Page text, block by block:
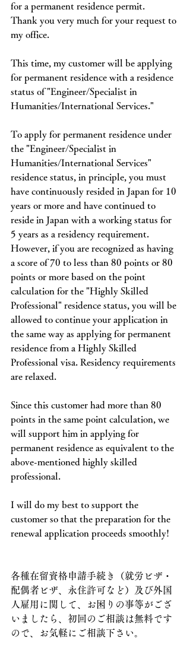
for a permanent residence permit.
Thank you very much for your request to
my office.
This time, my customer will be applying
for permanent residence with a residence
status of "Engineer/Specialist in
Humanities/International Services."
To apply for permanent residence under
the "Engineer/Specialist in
Humanities/International Services"
residence status, in principle, you must
have continuously resided in Japan for 10
years or more and have continued to
reside in Japan with a working status for
5 years as a residency requirement.
However, if you are recognized as having
a score of 70 to less than 80 points or 80
points or more based on the point
calculation for the "Highly Skilled
Professional" residence status, you will be
allowed to continue your application in
the same way as applying for permanent
residence from a Highly Skilled
Professional visa. Residency requirements
are relaxed.
Since this customer had more than 80
points in the same point calculation, we
will support him in applying for
permanent residence as equivalent to the
above-mentioned highly skilled
professional.
I will do my best to support the
customer so that the preparation for the
renewal application proceeds smoothly!
各種在留資格申請手続き（就労ビザ・
配偶者ビザ、永住許可など）及び外国
人雇用に関して、お困りの事等がござ
いましたら、初回のご相談は無料です
ので、お気軽にご相談下さい。